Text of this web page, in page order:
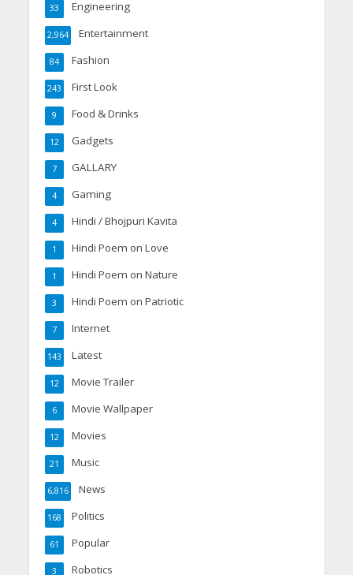
Engineering
33
Entertainment
2,964
Fashion
84
First Look
243
Food & Drinks
9
Gadgets
12
GALLARY
7
Gaming
4
Hindi / Bhojpuri Kavita
4
Hindi Poem on Love
1
Hindi Poem on Nature
1
Hindi Poem on Patriotic
3
Internet
7
Latest
143
Movie Trailer
12
Movie Wallpaper
6
Movies
12
Music
21
News
6,816
Politics
168
Popular
61
Robotics
3